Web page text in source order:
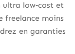
low‑cost et
freelance moins
en garanties